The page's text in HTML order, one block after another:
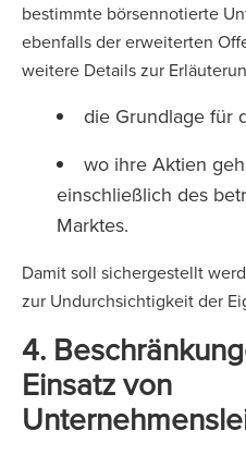
bestimmte börsennotierte
ebenfalls der erweiterten
weitere Details zur
die Grundlage für
wo ihre Aktien
einschließlich des
Marktes.
Damit soll sichergestellt
zur Undurchsichtigkeit der
4.
Einsatz von